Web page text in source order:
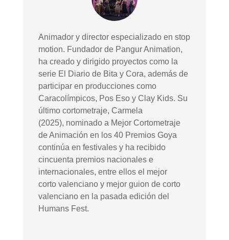
Animador y director especializado en stop
motion. Fundador de Pangur Animation,
ha creado y dirigido proyectos como la
serie El Diario de Bita y Cora, además de
participar en producciones como
Caracolímpicos, Pos Eso y Clay Kids. Su
último cortometraje, Carmela
(2025), nominado a Mejor Cortometraje
de Animación en los 40 Premios Goya
continúa en festivales y ha recibido
cincuenta premios nacionales e
internacionales, entre ellos el mejor
corto valenciano y mejor guion de corto
valenciano en la pasada edición del
Humans Fest.